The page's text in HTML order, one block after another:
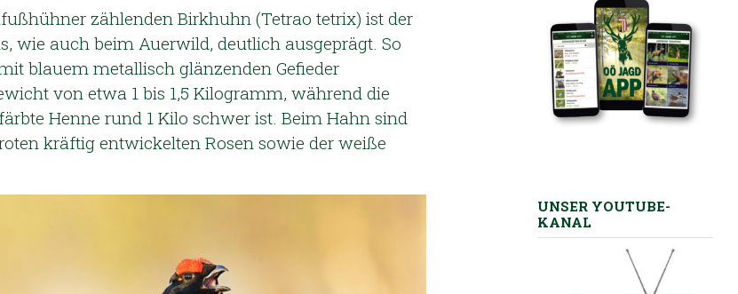
zählenden Birkhuhn (Tetrao tetrix) ist der
wie auch beim Auerwild, deutlich ausgeprägt. So
blauem metallisch glänzenden Gefieder
von etwa 1 bis 1,5 Kilogramm, während die
Henne rund 1 Kilo schwer ist. Beim Hahn sind
kräftig entwickelten Rosen sowie der weiße
UNSER YOUTUBE-
KANAL